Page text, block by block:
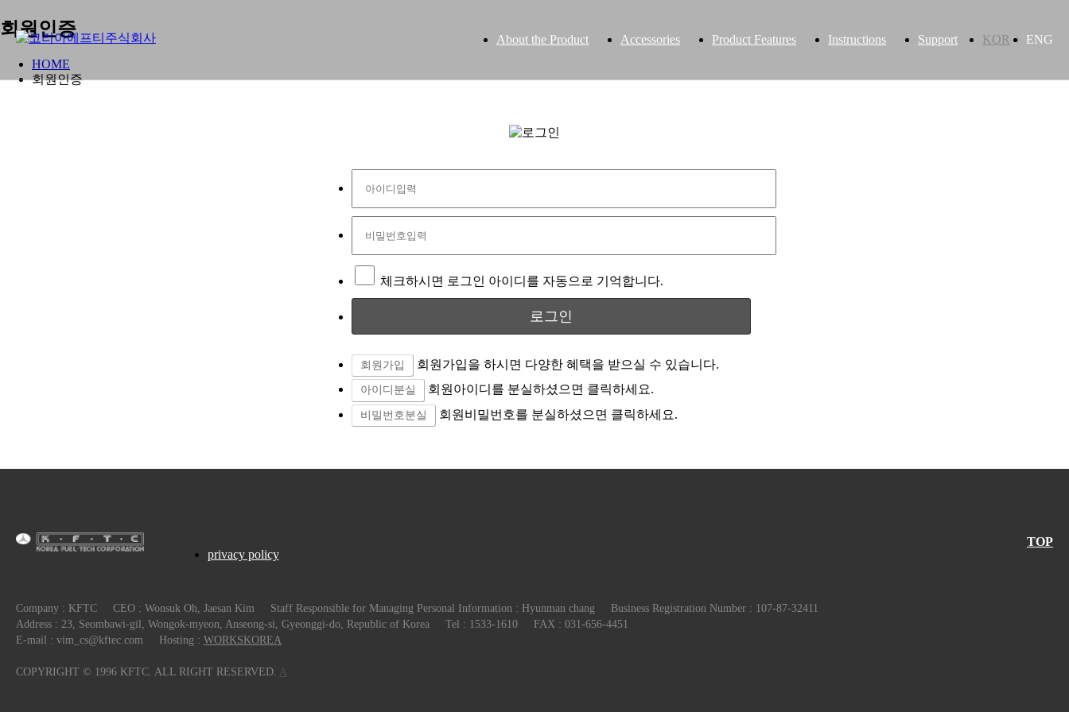
About the Product Accessories Product Features Instructions Support KOR ENG
회원인증
HOME
회원인증
체크하시면 로그인 아이디를 자동으로 기억합니다.
로그인
회원가입 회원가입을 하시면 다양한 혜택을 받으실 수 있습니다.
아이디분실 회원아이디를 분실하셨으면 클릭하세요.
비밀번호분실 회원비밀번호를 분실하셨으면 클릭하세요.
privacy policy
TOP
Company : KFTC CEO : Wonsuk Oh, Jaesan Kim Staff Responsible for Managing Personal Information : Hyunman chang
Business Registration Number : 107-87-32411
Address : 23, Seombawi-gil, Wongok-myeon, Anseong-si, Gyeonggi-do, Republic of Korea
Tel : 1533-1610
FAX : 031-656-4451
E-mail : vim_cs@kftec.com
Hosting : WORKSKOREA
COPYRIGHT © 1996 KFTC. ALL RIGHT RESERVED. A